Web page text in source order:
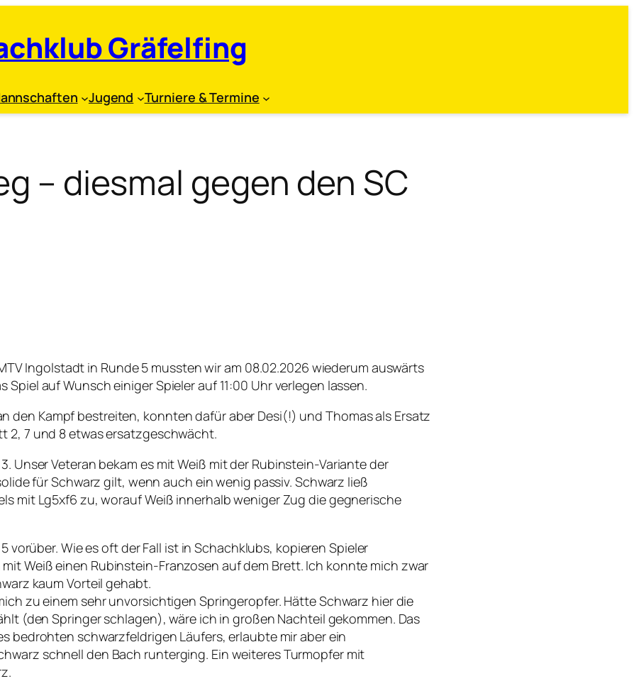
Gräfelfing
Jugend Turniere & Termine
– diesmal gegen den SC
Ingolstadt in Runde 5 mussten wir am 08.02.2026 wiederum auswärts
auf Wunsch einiger Spieler auf 11:00 Uhr verlegen lassen.
den Kampf bestreiten, konnten dafür aber Desi(!) und Thomas als Ersatz
2, 7 und 8 etwas ersatzgeschwächt.
Unser Veteran bekam es mit Weiß mit der Rubinstein-Variante der
für Schwarz gilt, wenn auch ein wenig passiv. Schwarz ließ
mit Lg5xf6 zu, worauf Weiß innerhalb weniger Zug die gegnerische
vorüber. Wie es oft der Fall ist in Schachklubs, kopieren Spieler
Weiß einen Rubinstein-Franzosen auf dem Brett. Ich konnte mich zwar
kaum Vorteil gehabt.
zu einem sehr unvorsichtigen Springeropfer. Hätte Schwarz hier die
(den Springer schlagen), wäre ich in großen Nachteil gekommen. Das
bedrohten schwarzfeldrigen Läufers, erlaubte mir aber ein
schnell den Bach runterging. Ein weiteres Turmopfer mit